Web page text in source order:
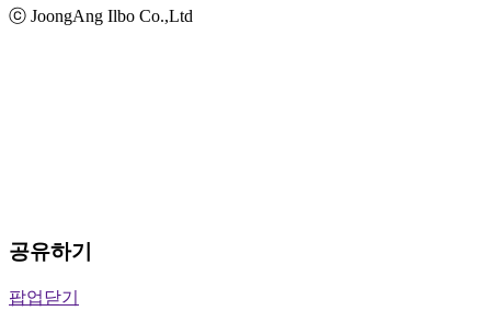
ⓒ JoongAng Ilbo Co.,Ltd
공유하기
팝업닫기